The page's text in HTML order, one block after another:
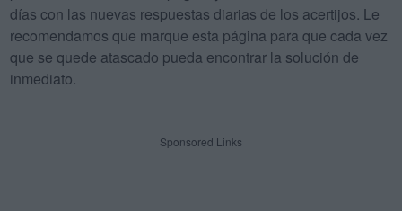
días con las nuevas respuestas diarias de los acertijos. Le
recomendamos que marque esta página para que cada vez
que se quede atascado pueda encontrar la solución de
inmediato.
Sponsored Links